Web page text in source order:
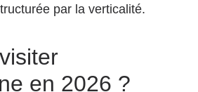
par la verticalité.
en 2026 ?